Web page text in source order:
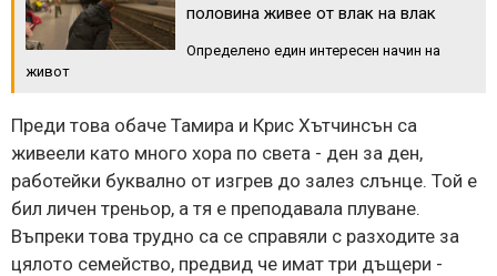
половина живее от влак на влак
Определено един интересен начин на
живот
Преди това обаче Тамира и Крис Хътчинсън са
живеели като много хора по света - ден за ден,
работейки буквално от изгрев до залез слънце. Той е
бил личен треньор, а тя е преподавала плуване.
Въпреки това трудно са се справяли с разходите за
цялото семейство, предвид че имат три дъщери -